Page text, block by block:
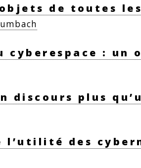
de toutes
cyberespace :
discours plus
des